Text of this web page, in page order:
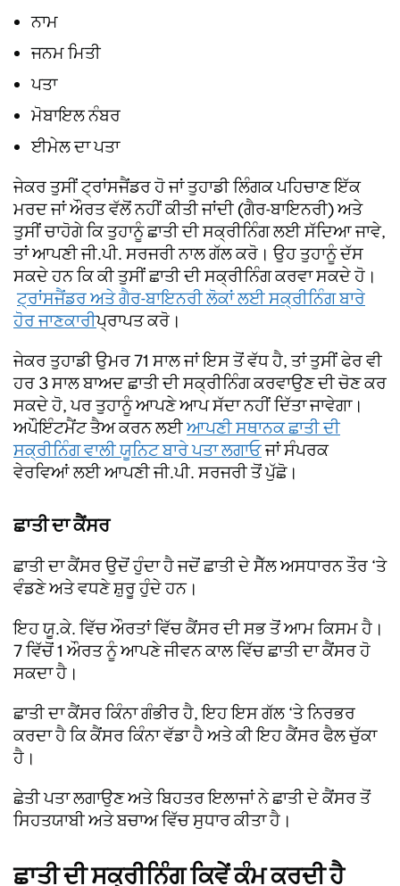
ਨਾਮ
ਜਨਮ ਮਿਤੀ
ਪਤਾ
ਮੋਬਾਇਲ ਨੰਬਰ
ਈਮੇਲ ਦਾ ਪਤਾ
ਜੇਕਰ ਤੁਸੀਂ ਟ੍ਰਾਂਸਜੈਂਡਰ ਹੋ ਜਾਂ ਤੁਹਾਡੀ ਲਿੰਗਕ ਪਹਿਚਾਣ ਇੱਕ
ਮਰਦ ਜਾਂ ਔਰਤ ਵੱਲੋਂ ਨਹੀਂ ਕੀਤੀ ਜਾਂਦੀ (ਗੈਰ-ਬਾਇਨਰੀ) ਅਤੇ
ਤੁਸੀਂ ਚਾਹੋਗੇ ਕਿ ਤੁਹਾਨੂੰ ਛਾਤੀ ਦੀ ਸਕ੍ਰੀਨਿੰਗ ਲਈ ਸੱਦਿਆ ਜਾਵੇ,
ਤਾਂ ਆਪਣੀ ਜੀ.ਪੀ. ਸਰਜਰੀ ਨਾਲ ਗੱਲ ਕਰੋ। ਉਹ ਤੁਹਾਨੂੰ ਦੱਸ
ਸਕਦੇ ਹਨ ਕਿ ਕੀ ਤੁਸੀਂ ਛਾਤੀ ਦੀ ਸਕ੍ਰੀਨਿੰਗ ਕਰਵਾ ਸਕਦੇ ਹੋ।
ਟ੍ਰਾਂਸਜੈਂਡਰ ਅਤੇ ਗੈਰ-ਬਾਇਨਰੀ ਲੋਕਾਂ ਲਈ ਸਕ੍ਰੀਨਿੰਗ ਬਾਰੇ
ਹੋਰ ਜਾਣਕਾਰੀਪ੍ਰਾਪਤ ਕਰੋ।
ਜੇਕਰ ਤੁਹਾਡੀ ਉਮਰ 71 ਸਾਲ ਜਾਂ ਇਸ ਤੋਂ ਵੱਧ ਹੈ, ਤਾਂ ਤੁਸੀਂ ਫੇਰ ਵੀ
ਹਰ 3 ਸਾਲ ਬਾਅਦ ਛਾਤੀ ਦੀ ਸਕ੍ਰੀਨਿੰਗ ਕਰਵਾਉਣ ਦੀ ਚੋਣ ਕਰ
ਸਕਦੇ ਹੋ, ਪਰ ਤੁਹਾਨੂੰ ਆਪਣੇ ਆਪ ਸੱਦਾ ਨਹੀਂ ਦਿੱਤਾ ਜਾਵੇਗਾ।
ਅਪੌਇੰਟਮੈਂਟ ਤੈਅ ਕਰਨ ਲਈਆਪਣੀ ਸਥਾਨਕ ਛਾਤੀ ਦੀ
ਸਕ੍ਰੀਨਿੰਗ ਵਾਲੀ ਯੂਨਿਟ ਬਾਰੇ ਪਤਾ ਲਗਾਓਜਾਂ ਸੰਪਰਕ
ਵੇਰਵਿਆਂ ਲਈ ਆਪਣੀ ਜੀ.ਪੀ. ਸਰਜਰੀ ਤੋਂ ਪੁੱਛੋ।
ਛਾਤੀ ਦਾ ਕੈਂਸਰ
ਛਾਤੀ ਦਾ ਕੈਂਸਰ ਉਦੋਂ ਹੁੰਦਾ ਹੈ ਜਦੋਂ ਛਾਤੀ ਦੇ ਸੈੱਲ ਅਸਧਾਰਨ ਤੌਰ ‘ਤੇ
ਵੰਡਣੇ ਅਤੇ ਵਧਣੇ ਸ਼ੁਰੂ ਹੁੰਦੇ ਹਨ।
ਇਹ ਯੂ.ਕੇ. ਵਿੱਚ ਔਰਤਾਂ ਵਿੱਚ ਕੈਂਸਰ ਦੀ ਸਭ ਤੋਂ ਆਮ ਕਿਸਮ ਹੈ।
7 ਵਿੱਚੋਂ 1 ਔਰਤ ਨੂੰ ਆਪਣੇ ਜੀਵਨ ਕਾਲ ਵਿੱਚ ਛਾਤੀ ਦਾ ਕੈਂਸਰ ਹੋ
ਸਕਦਾ ਹੈ।
ਛਾਤੀ ਦਾ ਕੈਂਸਰ ਕਿੰਨਾ ਗੰਭੀਰ ਹੈ, ਇਹ ਇਸ ਗੱਲ ‘ਤੇ ਨਿਰਭਰ
ਕਰਦਾ ਹੈ ਕਿ ਕੈਂਸਰ ਕਿੰਨਾ ਵੱਡਾ ਹੈ ਅਤੇ ਕੀ ਇਹ ਕੈਂਸਰ ਫੈਲ ਚੁੱਕਾ
ਹੈ।
ਛੇਤੀ ਪਤਾ ਲਗਾਉਣ ਅਤੇ ਬਿਹਤਰ ਇਲਾਜਾਂ ਨੇ ਛਾਤੀ ਦੇ ਕੈਂਸਰ ਤੋਂ
ਸਿਹਤਯਾਬੀ ਅਤੇ ਬਚਾਅ ਵਿੱਚ ਸੁਧਾਰ ਕੀਤਾ ਹੈ।
ਛਾਤੀ ਦੀ ਸਕ੍ਰੀਨਿੰਗ ਕਿਵੇਂ ਕੰਮ ਕਰਦੀ ਹੈ